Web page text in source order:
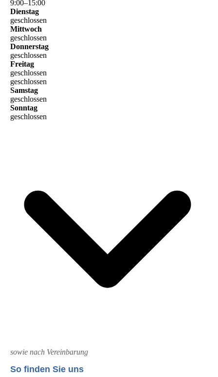
9:00–15:00
Dienstag
geschlossen
Mittwoch
geschlossen
Donnerstag
geschlossen
Freitag
geschlossen
geschlossen
Samstag
geschlossen
Sonntag
geschlossen
sowie nach Vereinbarung
So finden Sie uns